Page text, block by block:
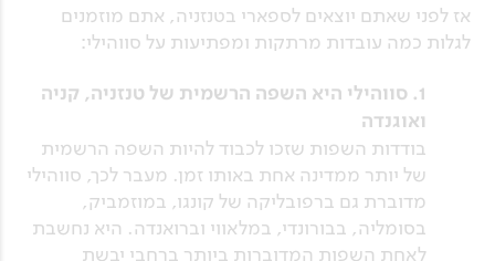
אז לפני שאתם יוצאים לספארי בטנזניה, אתם מוזמנים
לגלות כמה עובדות מרתקות ומפתיעות על סווהילי:
1. סווהילי היא השפה הרשמית של טנזניה, קניה
ואוגנדה
בודדות השפות שזכו לכבוד להיות השפה הרשמית
של יותר ממדינה אחת באותו זמן. מעבר לכך, סווהילי
מדוברת גם ברפובליקה של קונגו, במוזמביק,
בסומליה, בבורונדי, במלאווי וברואנדה. היא נחשבת
לאחת השפות המדוברות ביותר ברחבי יבשת